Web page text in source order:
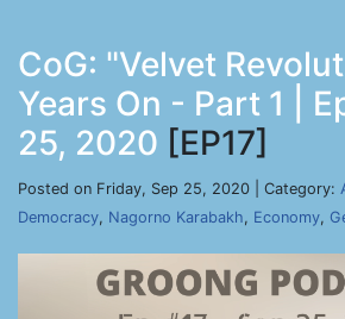
CoG: "Velvet
Years On - Part 1 |
25, 2020 [EP17]
Posted on Friday, Sep 25, 2020 | Category:
Democracy, Nagorno Karabakh, Economy,